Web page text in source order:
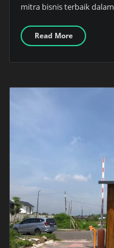
mitra bisnis terbaik
Read More